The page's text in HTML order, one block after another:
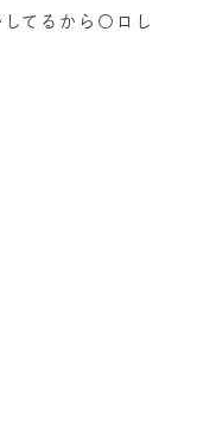
てるから〇ロし